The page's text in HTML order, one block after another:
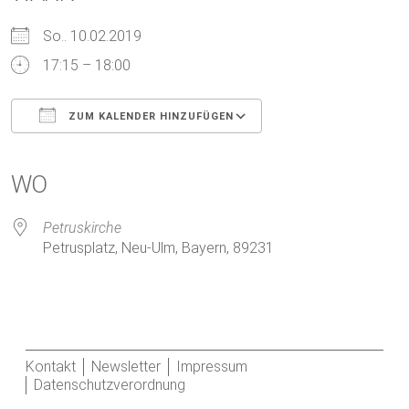
So.. 10.02.2019
17:15 – 18:00
ZUM KALENDER HINZUFÜGEN
WO
Petruskirche
Petrusplatz, Neu-Ulm, Bayern, 89231
Kontakt Newsletter
Impressum
Datenschutzverordnung